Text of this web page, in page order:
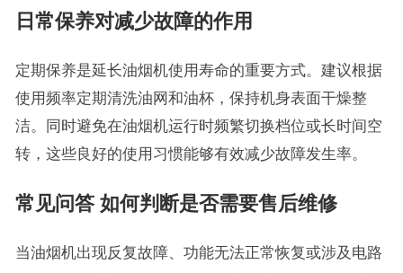
日常保养对减少故障的作用
定期保养是延长油烟机使用寿命的重要方式。建议根据
使用频率定期清洗油网和油杯，保持机身表面干燥整
洁。同时避免在油烟机运行时频繁切换档位或长时间空
转，这些良好的使用习惯能够有效减少故障发生率。
常见问答 如何判断是否需要售后维修
当油烟机出现反复故障、功能无法正常恢复或涉及电路